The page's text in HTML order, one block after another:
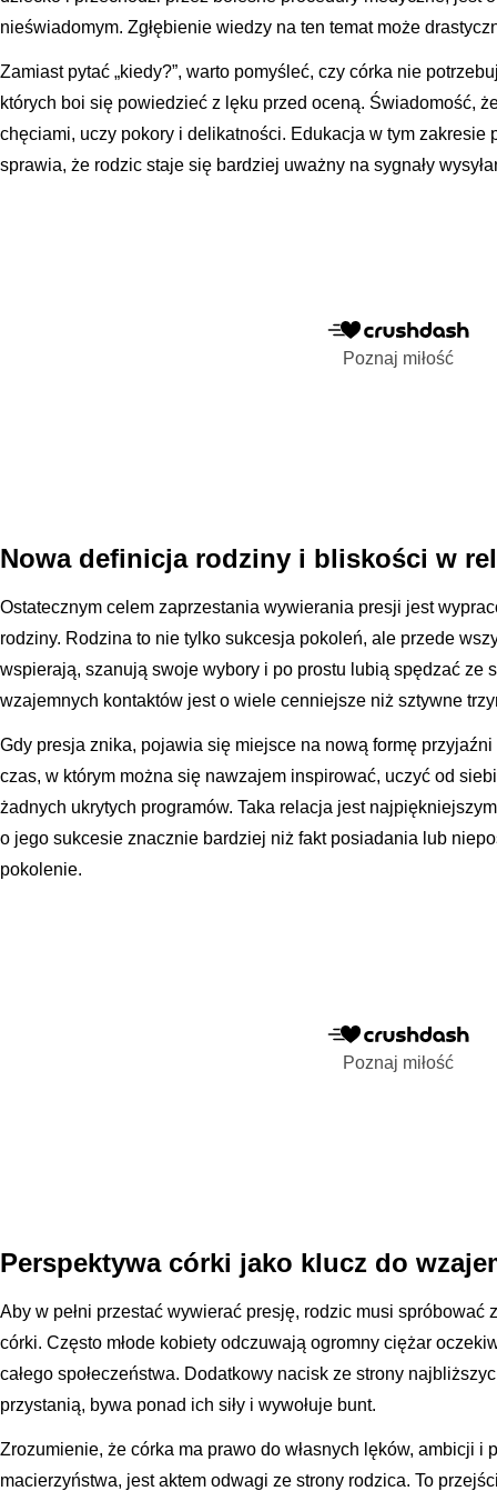
nieświadomym. Zgłębienie wiedzy na ten temat może
Zamiast pytać „kiedy?”, warto pomyśleć, czy córka nie
których boi się powiedzieć z lęku przed oceną. Świadomość,
chęciami, uczy pokory i delikatności. Edukacja w tym zakresie
sprawia, że rodzic staje się bardziej uważny na sygnały
Poznaj miłość
Nowa definicja rodziny i bliskości w
Ostatecznym celem zaprzestania wywierania presji jest
rodziny. Rodzina to nie tylko sukcesja pokoleń, ale przede
wspierają, szanują swoje wybory i po prostu lubią spędzać ze
wzajemnych kontaktów jest o wiele cenniejsze niż sztywne
Gdy presja znika, pojawia się miejsce na nową formę przyjaźni
czas, w którym można się nawzajem inspirować, uczyć od
żadnych ukrytych programów. Taka relacja jest
o jego sukcesie znacznie bardziej niż fakt posiadania lub
pokolenie.
Poznaj miłość
Perspektywa córki jako klucz do
Aby w pełni przestać wywierać presję, rodzic musi
córki. Często młode kobiety odczuwają ogromny ciężar
całego społeczeństwa. Dodatkowy nacisk ze strony
przystanią, bywa ponad ich siły i wywołuje bunt.
Zrozumienie, że córka ma prawo do własnych lęków, ambicji i
macierzyństwa, jest aktem odwagi ze strony rodzica. To